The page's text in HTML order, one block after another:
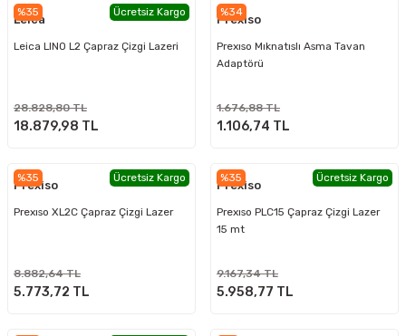
%35 Ücretsiz Kargo
Leica
Leica LINO L2 Çapraz Çizgi Lazeri
28.828,80 TL
18.879,98 TL
%34
Prexiso
Prexıso Mıknatıslı Asma Tavan
Adaptörü
1.676,88 TL
1.106,74 TL
%35 Ücretsiz Kargo
Prexiso
Prexıso XL2C Çapraz Çizgi Lazer
8.882,64 TL
5.773,72 TL
%35 Ücretsiz Kargo
Prexiso
Prexıso PLC15 Çapraz Çizgi Lazer
15 mt
9.167,34 TL
5.958,77 TL